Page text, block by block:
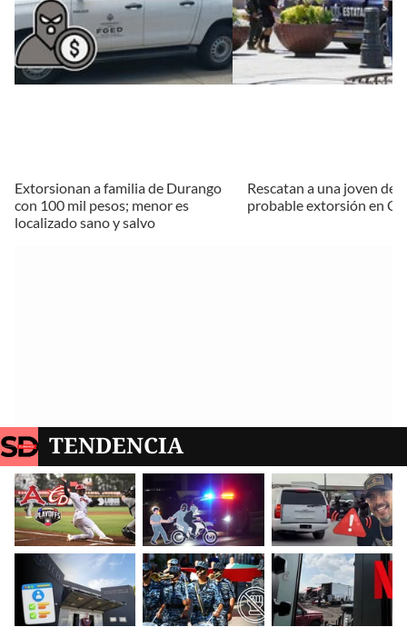
Extorsionan a familia de Durango
con 100 mil pesos; menor es
localizado sano y salvo
Rescatan a una joven de
probable extorsión en
TENDENCIA